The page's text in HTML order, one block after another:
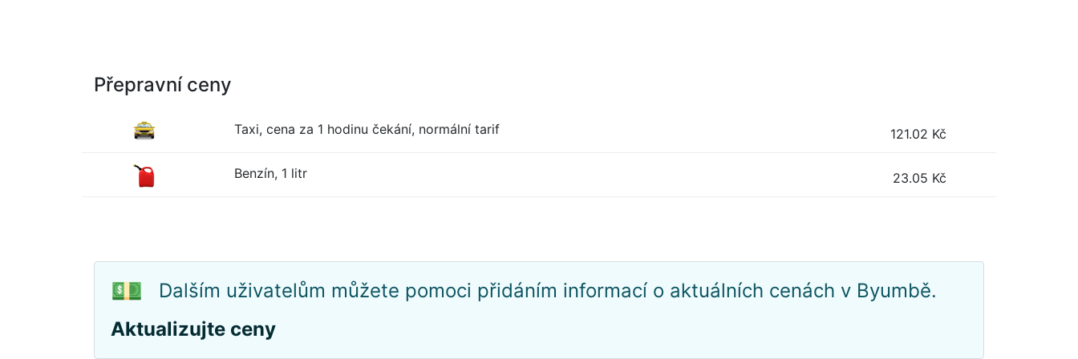
Přepravní ceny
Taxi, cena za 1 hodinu čekání, normální tarif 121.02 Kč
Benzín, 1 litr 23.05 Kč
💵
Dalším uživatelům můžete pomoci přidáním informací o aktuálních cenách v Byumbě.
Aktualizujte ceny